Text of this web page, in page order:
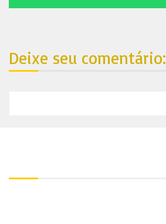
Deixe seu comentário: